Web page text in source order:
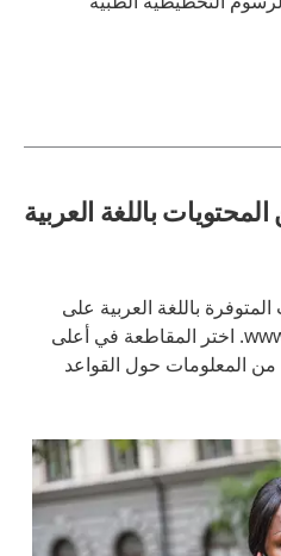
باللغة العربية
باللغة العربية على
الموقع الإلكتروني www.1177.se. اختر المقاطعة في أعلى
المعلومات حول القواعد